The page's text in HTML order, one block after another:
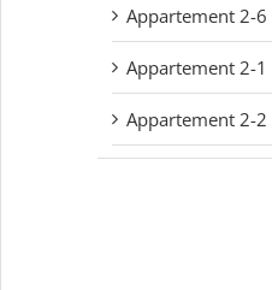
Appartement 2-6
Appartement 2-1
Appartement 2-2